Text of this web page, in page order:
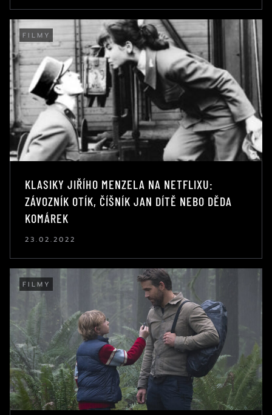
FILMY
KLASIKY JIŘÍHO MENZELA NA NETFLIXU:
ZÁVOZNÍK OTÍK, ČÍŠNÍK JAN DÍTĚ NEBO DĚDA
KOMÁREK
23.02.2022
FILMY